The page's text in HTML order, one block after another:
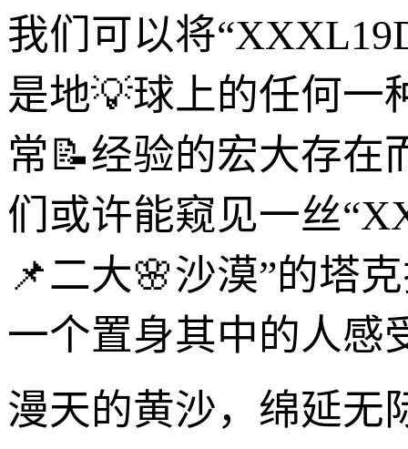
我们可以将
是地💡球上的任何一
常📝经验的宏大存在
们或许能窥见一丝
📌二大🌸沙漠”的塔
一个置身其中的人感
漫天的黄沙，绵延无